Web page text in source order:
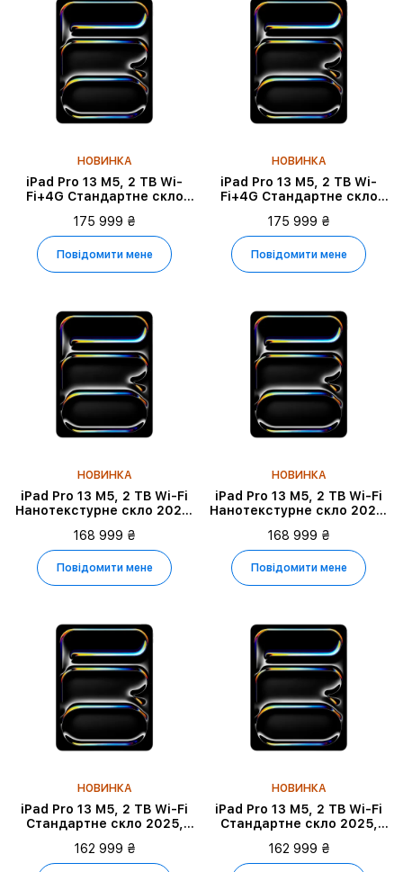
НОВИНКА
iPad Pro 13 M5, 2 TB Wi-
Fi+4G Стандартне скло
175 999 ₴
Повідомити мене
НОВИНКА
iPad Pro 13 M5, 2 TB Wi-
Fi+4G Стандартне скло
175 999 ₴
Повідомити мене
НОВИНКА
iPad Pro 13 M5, 2 TB Wi-Fi
Нанотекстурне скло 2025,
168 999 ₴
Повідомити мене
НОВИНКА
iPad Pro 13 M5, 2 TB Wi-Fi
Нанотекстурне скло 2025,
168 999 ₴
Повідомити мене
НОВИНКА
iPad Pro 13 M5, 2 TB Wi-Fi
Стандартне скло 2025,
162 999 ₴
НОВИНКА
iPad Pro 13 M5, 2 TB Wi-Fi
Стандартне скло 2025,
162 999 ₴